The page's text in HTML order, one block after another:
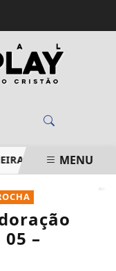
ARTISTA MENU
–